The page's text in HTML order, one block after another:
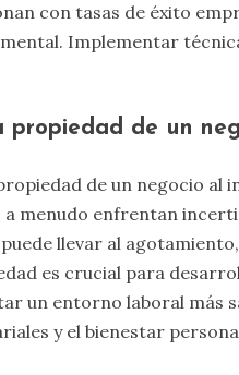
con tasas de éxito
Implementar
de un
de un negocio al
menudo enfrentan
llevar al
es crucial para
un entorno laboral más
y el bienestar